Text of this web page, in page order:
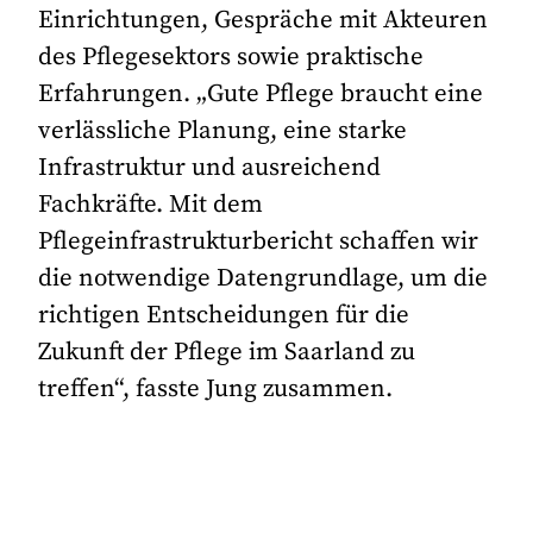
Einrichtungen, Gespräche mit Akteuren
des Pflegesektors sowie praktische
Erfahrungen. „Gute Pflege braucht eine
verlässliche Planung, eine starke
Infrastruktur und ausreichend
Fachkräfte. Mit dem
Pflegeinfrastrukturbericht schaffen wir
die notwendige Datengrundlage, um die
richtigen Entscheidungen für die
Zukunft der Pflege im Saarland zu
treffen“, fasste Jung zusammen.